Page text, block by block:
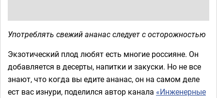
Употреблять свежий ананас следует с осторожностью
Экзотический плод любят есть многие россияне. Он
добавляется в десерты, напитки и закуски. Но не все
знают, что когда вы едите ананас, он на самом деле
ест вас изнури, поделился автор канала «Инженерные